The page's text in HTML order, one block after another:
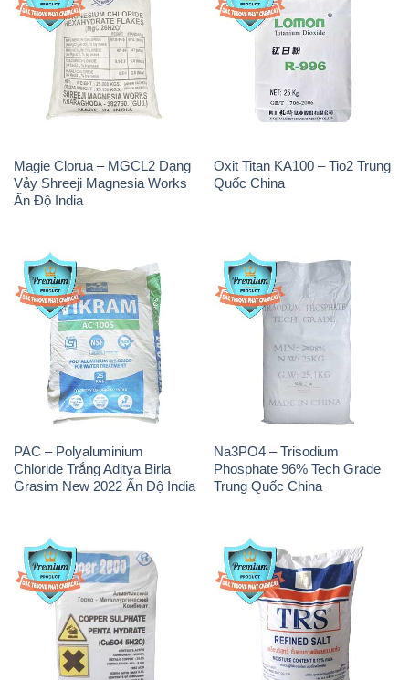
Magie Clorua – MGCL2 Dạng
Vảy Shreeji Magnesia Works
Ấn Độ India
Oxit Titan KA100 – Tio2 Trung
Quốc China
PAC – Polyaluminium
Chloride Trắng Aditya Birla
Grasim New 2022 Ấn Độ India
Na3PO4 – Trisodium
Phosphate 96% Tech Grade
Trung Quốc China